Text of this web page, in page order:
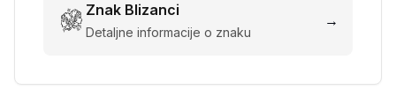
Znak Blizanci
Detaljne informacije o znaku
→